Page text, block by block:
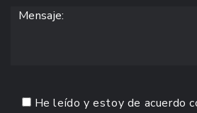
He leído y estoy de acuerdo